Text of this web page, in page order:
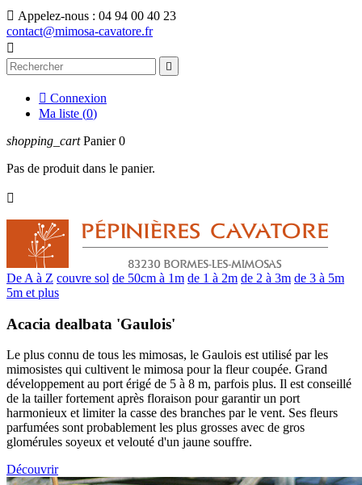
 Appelez-nous : 04 94 00 40 23
contact@mimosa-cavatore.fr


 Connexion
Ma liste (0)
shopping_cart Panier 0
Pas de produit dans le panier.

De A à Z couvre sol de 50cm à 1m de 1 à 2m de 2 à 3m de 3 à 5m
5m et plus
Acacia dealbata 'Gaulois'
Le plus connu de tous les mimosas, le Gaulois est utilisé par les
mimosistes qui cultivent le mimosa pour la fleur coupée. Grand
développement au port érigé de 5 à 8 m, parfois plus. Il est conseillé
de la tailler fortement après floraison pour garantir un port
harmonieux et limiter la casse des branches par le vent. Ses fleurs
parfumées sont probablement les plus grosses avec de gros
glomérules soyeux et velouté d'un jaune souffre.
Découvrir